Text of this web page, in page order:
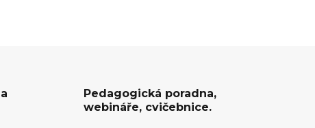
Pedagogická poradna,
webináře, cvičebnice.